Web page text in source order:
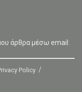
άρθρα μέσω email:
Policy